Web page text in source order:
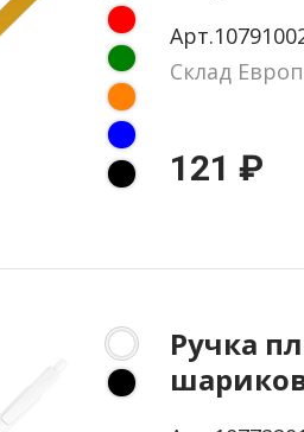
Склад
121 ₽
Ручка